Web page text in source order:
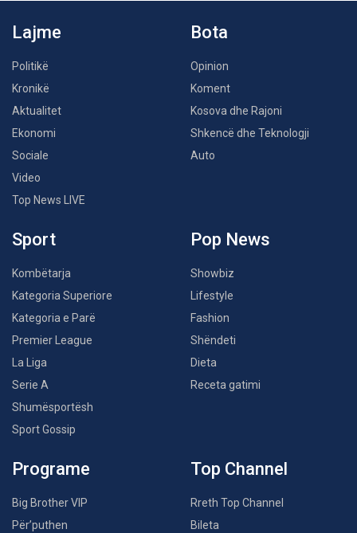
Lajme
Politikë
Kronikë
Aktualitet
Ekonomi
Sociale
Video
Top News LIVE
Bota
Opinion
Koment
Kosova dhe Rajoni
Shkencë dhe Teknologji
Auto
Sport
Kombëtarja
Kategoria Superiore
Kategoria e Parë
Premier League
La Liga
Serie A
Shumësportësh
Sport Gossip
Pop News
Showbiz
Lifestyle
Fashion
Shëndeti
Dieta
Receta gatimi
Programe
Big Brother VIP
Për’puthen
Top Channel
Rreth Top Channel
Bileta